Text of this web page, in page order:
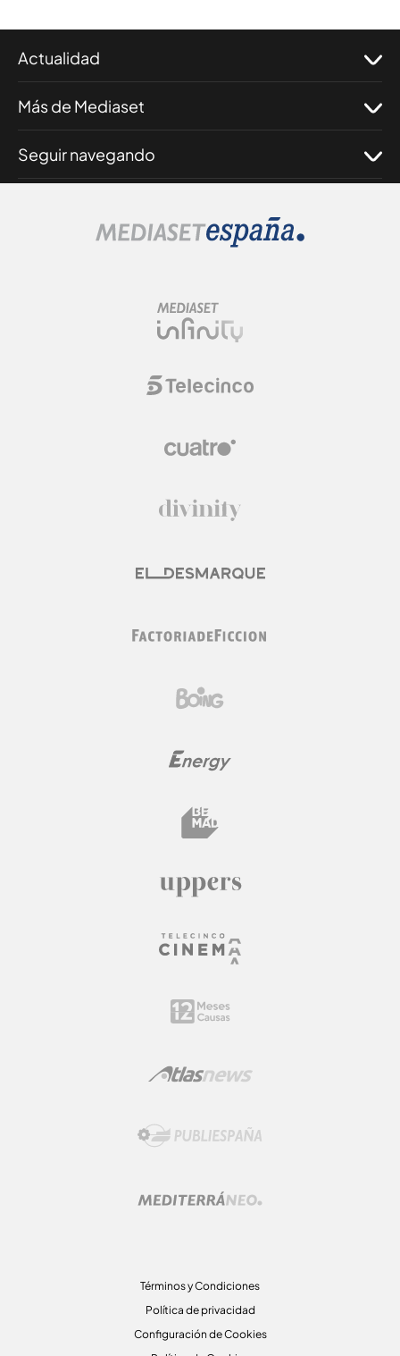
Actualidad
Más de Mediaset
Seguir navegando
Términos y Condiciones
Política de privacidad
Configuración de Cookies